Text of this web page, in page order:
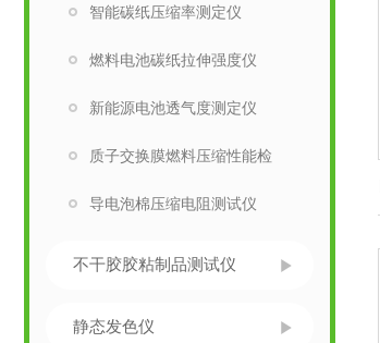
智能碳纸压缩率测定仪
燃料电池碳纸拉伸强度仪
新能源电池透气度测定仪
质子交换膜燃料压缩性能检
导电泡棉压缩电阻测试仪
不干胶胶粘制品测试仪
静态发色仪